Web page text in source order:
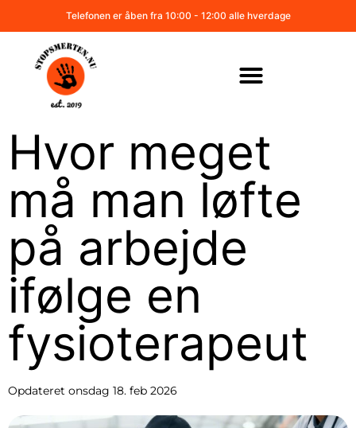
Telefonen er åben fra 10:00 - 12:00 alle hverdage
Hvor meget
må man løfte
på arbejde
ifølge en
fysioterapeut
Opdateret onsdag 18. feb 2026